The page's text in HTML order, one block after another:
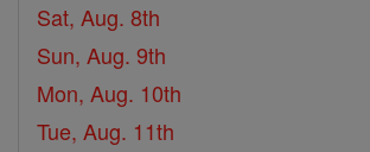
Sat, Aug. 8th
Sun, Aug. 9th
Mon, Aug. 10th
Tue, Aug. 11th